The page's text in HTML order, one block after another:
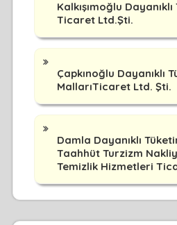
Kalkışımoğlu
Ticaret Ltd.Şti.
Çapkınoğlu Dayanıklı
MallarıTicaret Ltd. Şti.
Damla Dayanıklı
Taahhüt Turzizm
Temizlik Hizmetleri